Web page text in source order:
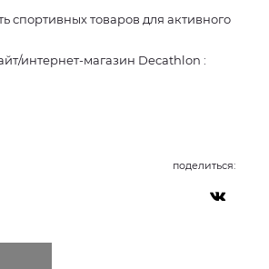
спортивных товаров для активного
Официальный сайт/интернет-магазин Decathlon :
поделиться: